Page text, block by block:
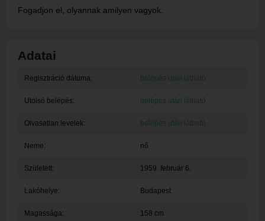
Fogadjon el, olyannak amilyen vagyok.
Adatai
Regisztráció dátuma: belépés után látható
Utolsó belépés: belépés után látható
Olvasatlan levelek: belépés után látható
Neme: nő
Született: 1959. február 6.
Lakóhelye: Budapest
Magassága: 158 cm